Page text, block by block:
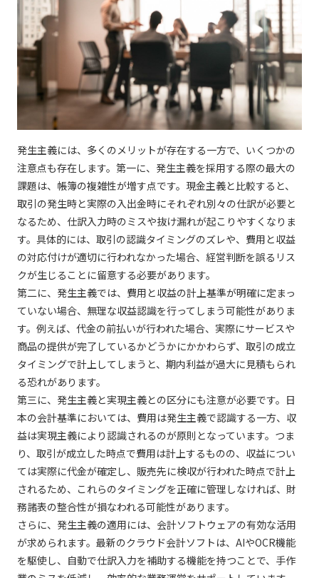
発生主義には、多くのメリットが存在する一方で、いくつかの
注意点も存在します。第一に、発生主義を採用する際の最大の
課題は、帳簿の複雑性が増す点です。現金主義と比較すると、
取引の発生時と実際の入出金時にそれぞれ別々の仕訳が必要と
なるため、仕訳入力時のミスや抜け漏れが起こりやすくなりま
す。具体的には、取引の認識タイミングのズレや、費用と収益
の対応付けが適切に行われなかった場合、経営判断を誤るリス
クが生じることに留意する必要があります。
第二に、発生主義では、費用と収益の計上基準が明確に定まっ
ていない場合、無理な収益認識を行ってしまう可能性がありま
す。例えば、代金の前払いが行われた場合、実際にサービスや
商品の提供が完了しているかどうかにかかわらず、取引の成立
タイミングで計上してしまうと、期内利益が過大に見積もられ
る恐れがあります。
第三に、発生主義と実現主義との区分にも注意が必要です。日
本の会計基準においては、費用は発生主義で認識する一方、収
益は実現主義により認識されるのが原則となっています。つま
り、取引が成立した時点で費用は計上するものの、収益につい
ては実際に代金が確定し、販売先に検収が行われた時点で計上
されるため、これらのタイミングを正確に管理しなければ、財
務諸表の整合性が損なわれる可能性があります。
さらに、発生主義の適用には、会計ソフトウェアの有効な活用
が求められます。最新のクラウド会計ソフトは、AIやOCR機能
を駆使し、自動で仕訳入力を補助する機能を持つことで、手作